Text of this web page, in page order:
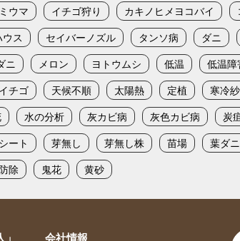
ウマ イチゴ狩り カキノヒメヨコバイ
ス セイバーノズル タンソ病 ダニ
ニ メロン ヨトウムシ 低温 低温障
チゴ 天候不順 太陽熱 定植 寒冷紗
水の分析 灰カビ病 灰色カビ病 炭
ート 芽無し 芽無し株 苗場 葉ダニ
除 鬼花 黄砂
会社情報